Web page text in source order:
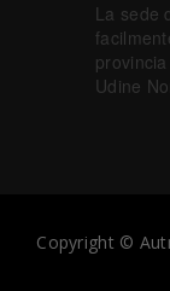
La sede
Udine
Copyright ©